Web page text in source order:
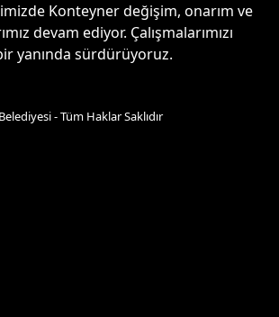
Konteyner değişim, onarım ve
devam ediyor. Çalışmalarımızı
yanında sürdürüyoruz.
- Tüm Haklar Saklıdır